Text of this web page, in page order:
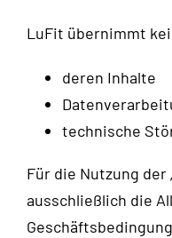
LuFit übernimmt
deren Inhalte
technische
Für die Nutzung der
ausschließlich die